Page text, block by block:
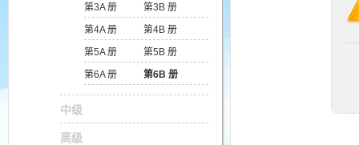
第3A 册
第3B 册
第4A 册
第4B 册
第5A 册
第5B 册
第6A 册
第6B 册
中级
高级